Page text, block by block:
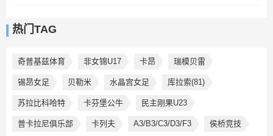
热门TAG
奇普基兹体育 非女锦U17 卡昂 瑞模贝雷
锡昂女足 贝勒米 水晶宫女足 库拉索(81)
苏拉比科哈特 卡芬堡公牛 民主刚果U23
普卡拉尼俱乐部 卡列夫 A3/B3/C3/D3/F3 侯桥竞技